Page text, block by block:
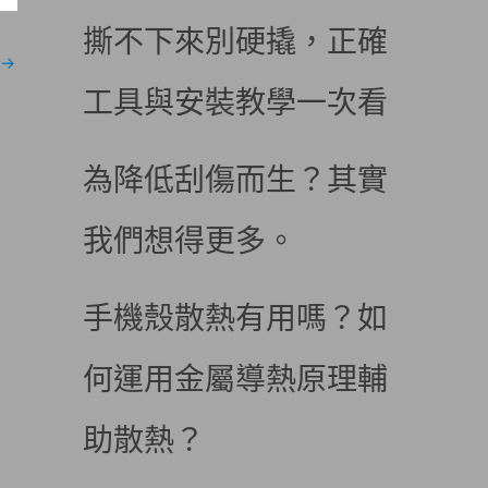
→
撕不下來別硬撬，正確
工具與安裝教學一次看
為降低刮傷而生？其實
我們想得更多。
手機殼散熱有用嗎？如
何運用金屬導熱原理輔
助散熱？